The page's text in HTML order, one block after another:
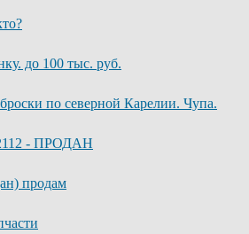
до 100 тыс. руб.
по северной Карелии. Чупа.
- ПРОДАН
продам